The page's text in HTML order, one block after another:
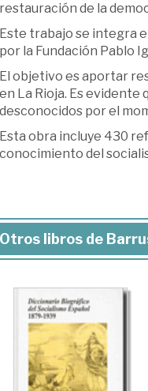
restauración de la
Este trabajo se integra
por la Fundación Pablo
El objetivo es aportar
en La Rioja. Es
desconocidos por el
Esta obra incluye 430
conocimiento del
Otros libros de